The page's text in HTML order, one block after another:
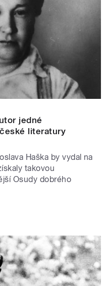
jedné
literatury
Haška by vydal na
takovou
Osudy dobrého